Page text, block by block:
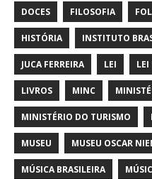
DOCES FILOSOFIA
HISTÓRIA INSTITUTO
JUCA FERREIRA LEI LEI
LIVROS MINC
MINISTÉRIO DO TURISMO
MUSEU MUSEU OSCAR
MÚSICA BRASILEIRA